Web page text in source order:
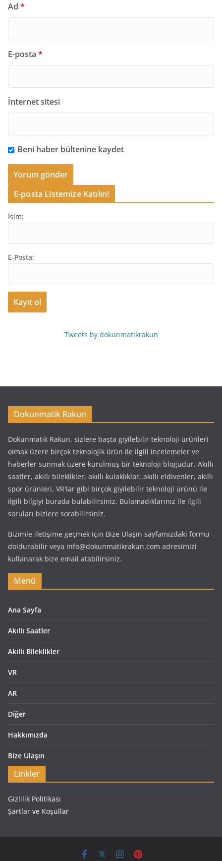
Ad *
E-posta *
İnternet sitesi
Beni haber bültenine kaydet
E-posta Listemize Katılın!
İsim:
E-Posta:
Tweets by dokunmatikrakun
Dokunmatik Rakun
Dokunmatik Rakun, sizlere başta giyilebilir teknoloji ürünleri
olmak üzere birçok teknolojik ürün ile ilgili incelemeler ve
haberler sunmak üzere kurulmuş bir teknoloji blogudur. Akıllı
saatler, akıllı bileklikler, akıllı kulaklıklar, akıllı eldivenler, akıllı
spor ürünleri, VR'lar gibi birçok giyilebilir teknoloji ürünü ile
ilgili bilgiyi burada bulabilirsiniz. Bulamadıklarınız ile ilgili
soruları bizlere sorabilirsiniz.
Bizimle iletişime geçmek için Bize Ulaşın sayfamızdaki formu
doldurabilir veya info@dokunmatikrakun.com adresimizi
kullanarak bize email atabilirsiniz.
Menü
Ana Sayfa
Akıllı Saatler
Akıllı Bileklikler
VR
AR
Diğer
Hakkımızda
Bize Ulaşın
Linkler
Gizlilik Politikası
Şartlar ve Koşullar